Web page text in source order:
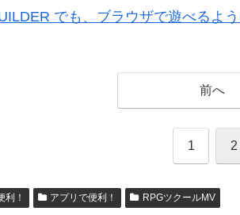
でも、ブラウザで遊べるよ
前へ
1 2
利！ アプリで便利！ RPGツクールMV